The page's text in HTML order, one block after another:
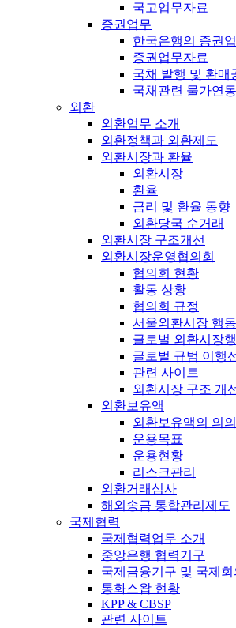
국고업무자료
증권업무
한국은행의 증권
증권업무자료
국채 발행 및 환매
국채관련 물가연
외환
외환업무 소개
외환정책과 외환제도
외환시장과 환율
외환시장
환율
금리 및 환율 동향
외환당국 순거래
외환시장 구조개선
외환시장운영협의회
협의회 현황
활동 상황
협의회 규정
서울외환시장 행
글로벌 외환시장
글로벌 규범 이행
관련 사이트
외환시장 구조 개
외환보유액
외환보유액의 의의
운용목표
운용현황
리스크관리
외환거래심사
해외송금 통합관리제도
국제협력
국제협력업무 소개
중앙은행 협력기구
국제금융기구 및 국제회
통화스왑 현황
KPP & CBSP
관련 사이트